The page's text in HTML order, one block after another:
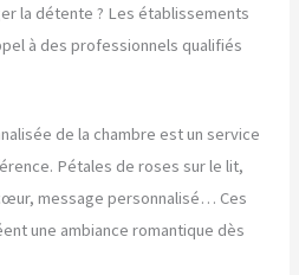
la détente ? Les établissements
à des professionnels qualifiés
de la chambre est un service
Pétales de roses sur le lit,
message personnalisé… Ces
une ambiance romantique dès